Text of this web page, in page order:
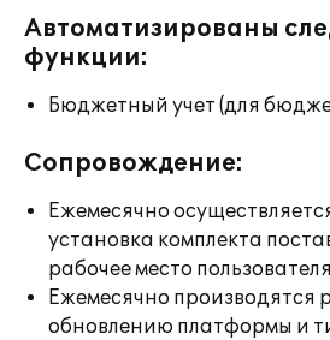
Автоматизированы
функции:
Бюджетный учет (для
Сопровождение:
Ежемесячно
установка комплекта
рабочее место пользователя
Ежемесячно производятся
обновлению платформы и